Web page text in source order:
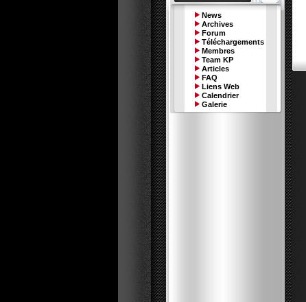
News
Archives
Forum
Téléchargements
Membres
Team KP
Articles
FAQ
Liens Web
Calendrier
Galerie